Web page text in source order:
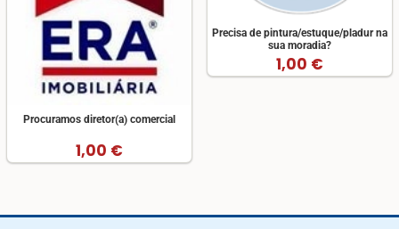
Procuramos diretor(a) comercial
1,00 €
Precisa de pintura/estuque/pladur na
sua moradia?
1,00 €